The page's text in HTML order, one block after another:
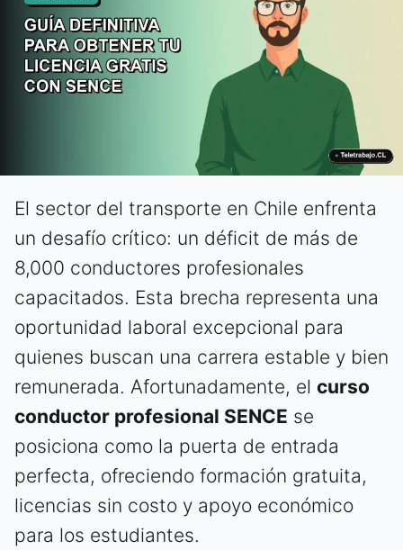
El sector del transporte en Chile enfrenta
un desafío crítico: un déficit de más de
8,000 conductores profesionales
capacitados. Esta brecha representa una
oportunidad laboral excepcional para
quienes buscan una carrera estable y bien
remunerada. Afortunadamente, el curso
conductor profesional SENCE se
posiciona como la puerta de entrada
perfecta, ofreciendo formación gratuita,
licencias sin costo y apoyo económico
para los estudiantes.